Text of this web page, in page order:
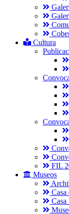
Cultura
FIL
Museos
Casa